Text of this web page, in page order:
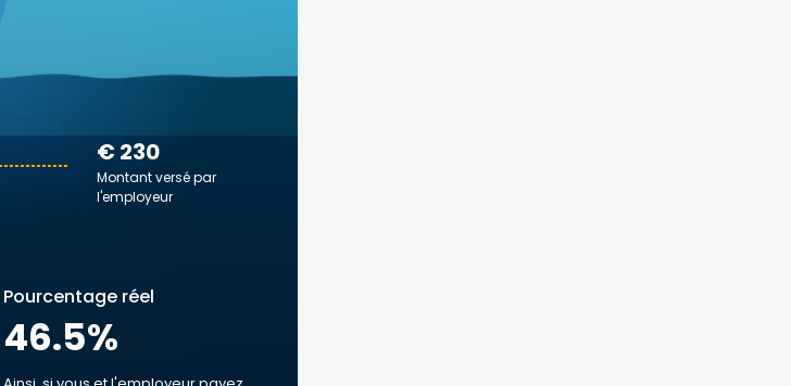
€ 230
Montant versé par
l'employeur
Pourcentage réel
46.5%